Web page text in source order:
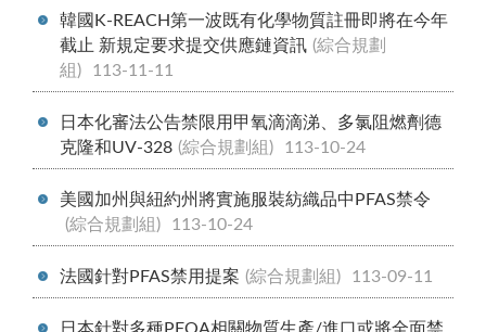
韓國K-REACH第一波既有化學物質註冊即將在今年
截止 新規定要求提交供應鏈資訊 (綜合規劃
組)
113-11-11
日本化審法公告禁限用甲氧滴滴涕、多氯阻燃劑德
克隆和UV-328 (綜合規劃組) 113-10-24
美國加州與紐約州將實施服裝紡織品中PFAS禁令
(綜合規劃組)
113-10-24
法國針對PFAS禁用提案 (綜合規劃組) 113-09-11
日本針對多種PFOA相關物質生產/進口或將全面禁